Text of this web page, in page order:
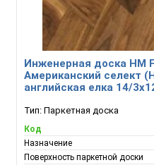
Инженерная доска HM
Американский селект
английская елка 14/
Тип: Паркетная доска
Код
Назначение
Поверхность паркетной доски